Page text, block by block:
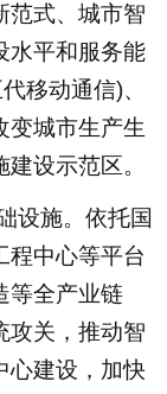
范式、城市智
水平和服务能
移动通信)、
变城市生产生
设示范区。
施。依托国
程中心等平台
等全产业链
攻关，推动智
心建设，加快